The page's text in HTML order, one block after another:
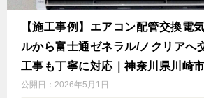
【施工事例】エアコン配管交換電
ルから富士通ゼネラル/ノクリアへ
工事も丁寧に対応｜神奈川県川崎
公開日： 2026年5月1日